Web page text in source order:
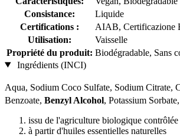
Consistance:
Liquide
Certifications :
AIAB, Certificazione
Utilisation:
Vaisselle
Propriété du produit: Biodégradable, Sans
Ingrédients (INCI)
Aqua, Sodium Coco­ Sulfate, Sodium Citrate,
Benzoate, Benzyl Alcohol, Potassium Sorbate,
issu de l'agriculture biologique contrôlée
à partir d'huiles essentielles naturelles